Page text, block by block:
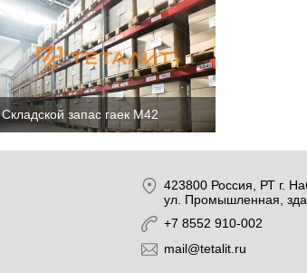
Складской запас гаек М42
ст.092ГС
423800 Россия, РТ г.
ул. Промышленная,
+7 8552 910-002
mail@tetalit.ru